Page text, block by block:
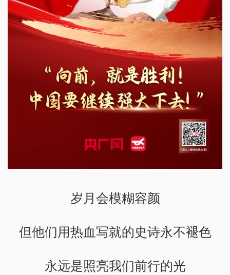
岁月会模糊容颜
但他们用热血写就的史诗永不褪色
永远是照亮我们前行的光